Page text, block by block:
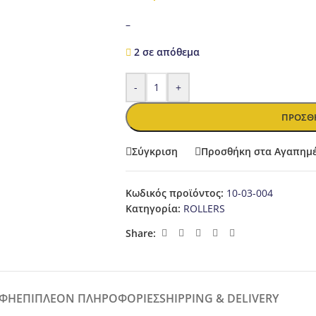
–
2 σε απόθεμα
- +
Σύγκριση Προσθήκη στα
Κωδικός προϊόντος: 10-03-004
Κατηγορία: ROLLERS
Share:
ΕΠΙΠΛΈΟΝ ΠΛΗΡΟΦΟΡΊΕΣSHIPPING & DELIVERY